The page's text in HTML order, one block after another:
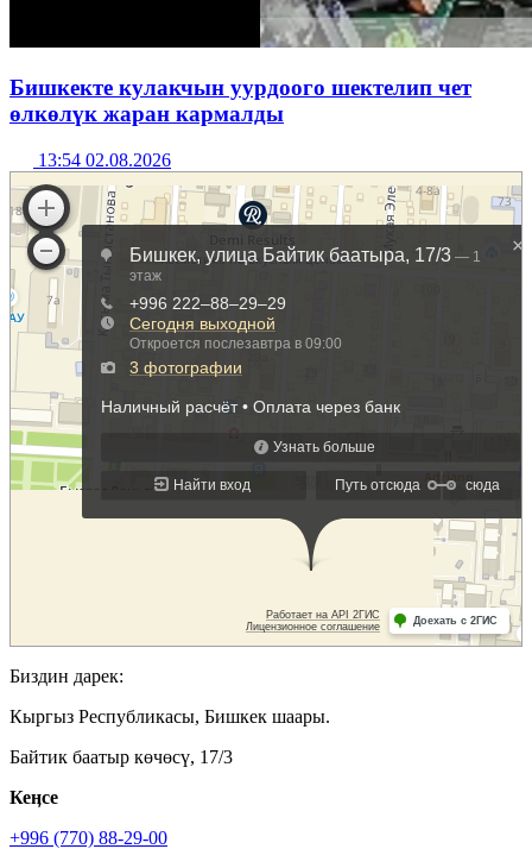
Бишкекте кулакчын уурдоого шектелип чет
өлкөлүк жаран кармалды
13:54 02.08.2026
Биздин дарек:
Кыргыз Республикасы, Бишкек шаары.
Байтик баатыр көчөсү, 17/3
Кеӊсе
+996 (770) 88-29-00